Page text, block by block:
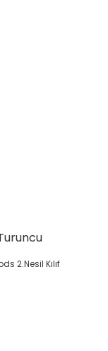
2.Nesil Kılıf